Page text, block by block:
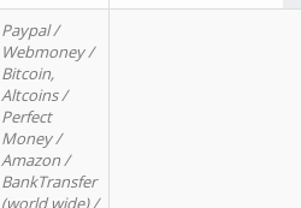
Paypal /
Webmoney /
Bitcoin,
Altcoins /
Perfect
Money /
Amazon /
BankTransfer
(world wide) /